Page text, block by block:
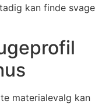
kan finde svage
materialevalg kan